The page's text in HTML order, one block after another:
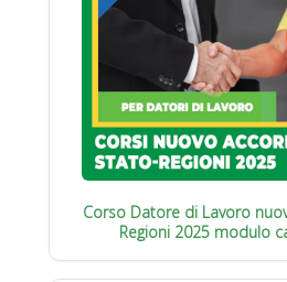
Corso Datore di Lavoro
Regioni 2025 modulo